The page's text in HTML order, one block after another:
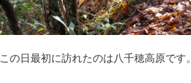
この日最初に訪れたのは八千穂高原です。